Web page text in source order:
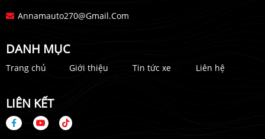
Annamauto270@gmail.com
DANH MỤC
Trang chủ Giới thiệu Tin tức xe Liên hệ
LIÊN KẾT